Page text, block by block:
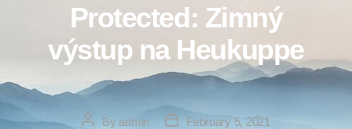
Protected: Zimný
výstup na Heukuppe
PostBy admin
PostFebruary 5, 2021